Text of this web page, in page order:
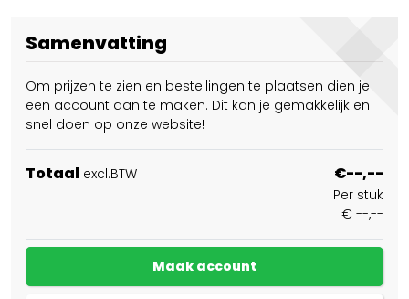
Samenvatting
Om prijzen te zien en bestellingen te plaatsen dien je
een account aan te maken. Dit kan je gemakkelijk en
snel doen op onze website!
Totaal excl.BTW €--,--
Per stuk
€ --,--
Maak account